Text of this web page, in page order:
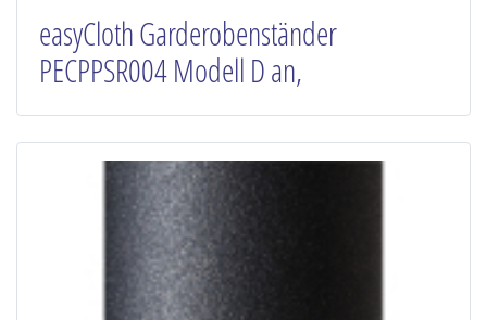
easyCloth Garderobenständer
PECPPSR004 Modell D an,